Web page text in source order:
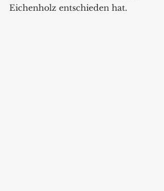
Eichenholz entschieden hat.